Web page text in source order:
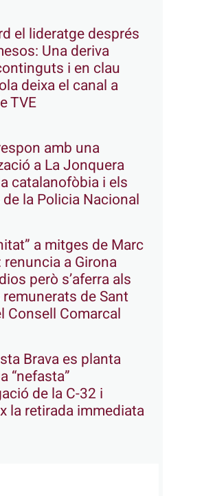
el lideratge després
Una deriva
i en clau
deixa el canal a
TVE
amb una
a La Jonquera
catalanofòbia i els
la Policia Nacional
a mitges de Marc
a Girona
però s’aferra als
de Sant
Consell Comarcal
Brava es planta
“nefasta”
de la C-32 i
la retirada immediata